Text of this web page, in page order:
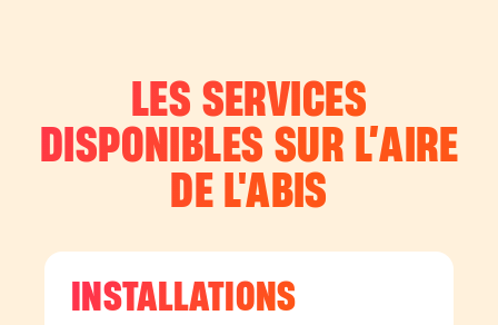
LES SERVICES
DISPONIBLES SUR L’AIRE
DE L'ABIS
INSTALLATIONS